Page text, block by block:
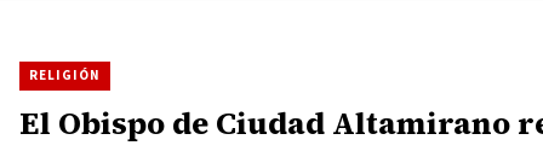
RELIGIÓN
El Obispo de Ciudad Altamirano